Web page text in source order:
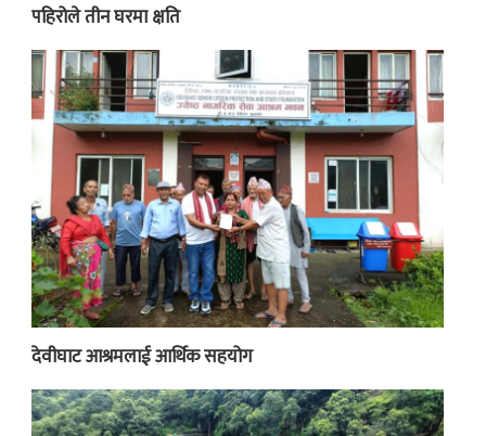
पहिरोले तीन घरमा क्षति
देवीघाट आश्रमलाई आर्थिक सहयोग